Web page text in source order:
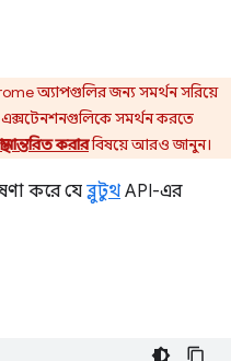
অ্যাপগুলির জন্য সমর্থন সরিয়ে
এক্সটেনশনগুলিকে সমর্থন করতে
করারবিষয়ে আরও জানুন।
করে যেব্লুটুথ API-এর